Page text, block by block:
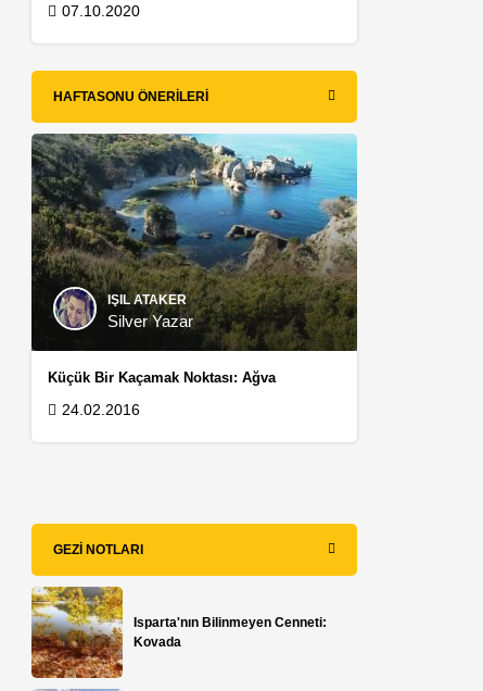
07.10.2020
HAFTASONU ÖNERILERI
IŞIL ATAKER
Silver Yazar
Küçük Bir Kaçamak Noktası: Ağva
24.02.2016
GEZI NOTLARI
Isparta'nın Bilinmeyen Cenneti:
Kovada